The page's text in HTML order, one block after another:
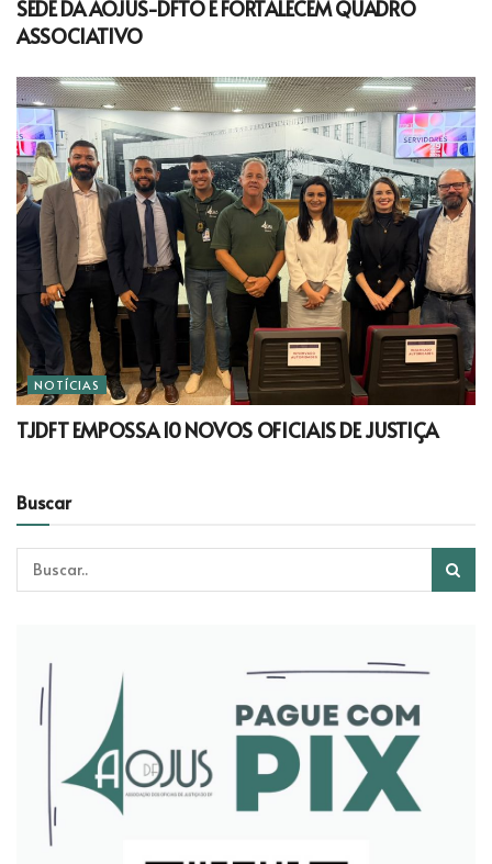
SEDE DA AOJUS-DFTO E FORTALECEM QUADRO
ASSOCIATIVO
NOTÍCIAS
TJDFT EMPOSSA 10 NOVOS OFICIAIS DE JUSTIÇA
Buscar